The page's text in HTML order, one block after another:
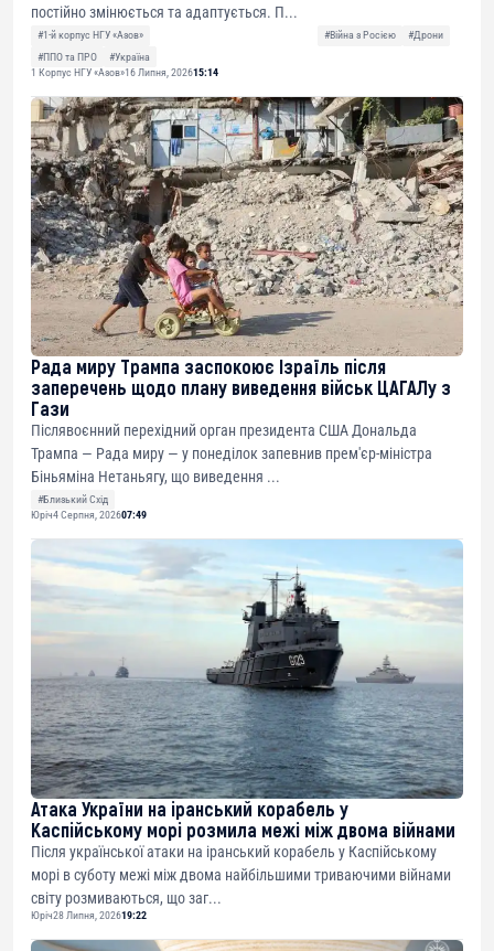
постійно змінюється та адаптується. П...
#1-й корпус НГУ «Азов» #Війна з Росією
#Дрони
#ППО та ПРО
#Україна
1 Корпус НГУ «Азов»16 Липня, 202615:14
Рада миру Трампа заспокоює Ізраїль після
заперечень щодо плану виведення військ ЦАГАЛу з
Гази
Післявоєнний перехідний орган президента США Дональда
Трампа — Рада миру — у понеділок запевнив прем'єр-міністра
Біньяміна Нетаньягу, що виведення ...
#Близький Схід
Юріч4 Серпня, 202607:49
Атака України на іранський корабель у
Каспійському морі розмила межі між двома війнами
Після української атаки на іранський корабель у Каспійському
морі в суботу межі між двома найбільшими триваючими війнами
світу розмиваються, що заг...
Юріч28 Липня, 202619:22